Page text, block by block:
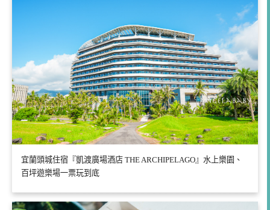
宜蘭頭城住宿『凱渡廣場酒店 THE ARCHIPELAGO』水上樂園、
百坪遊樂場一票玩到底